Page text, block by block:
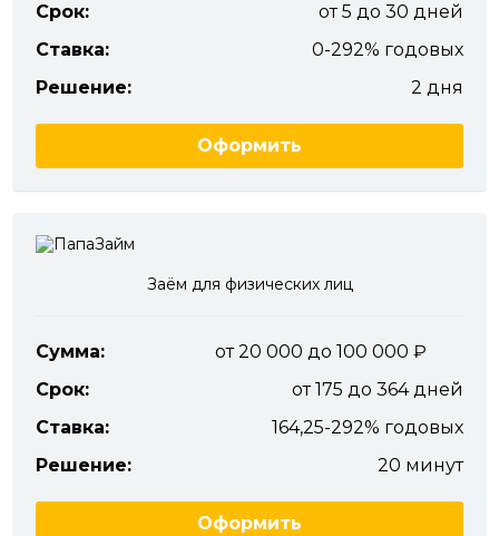
Срок:
от 5 до 30 дней
Ставка:
0-292% годовых
Решение:
2 дня
Оформить
Заём для физических лиц
Сумма:
от 20 000 до 100 000
Срок:
от 175 до 364 дней
Ставка:
164,25-292% годовых
Решение:
20 минут
Оформить